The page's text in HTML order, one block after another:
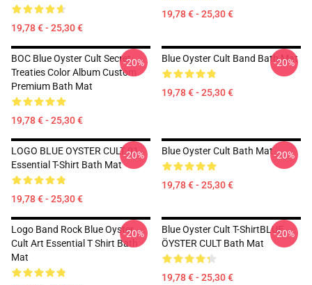
19,78 € - 25,30 €
19,78 € - 25,30 €
BOC Blue Oyster Cult Secret
Treaties Color Album Custom
Premium Bath Mat
19,78 € - 25,30 €
-20% Blue Oyster Cult Band Bath Mat
19,78 € - 25,30 €
-20%
LOGO BLUE OYSTER CULT 01
Essential T-Shirt Bath Mat
19,78 € - 25,30 €
-20% Blue Oyster Cult Bath Mat
19,78 € - 25,30 €
-20%
Logo Band Rock Blue Oyster
Cult Art Essential T Shirt Bath
Mat
-20%
Blue Oyster Cult T-ShirtBLUE
ÖYSTER CULT Bath Mat
19,78 € - 25,30 €
-20%